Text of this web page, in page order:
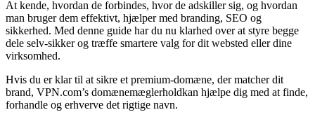
At kende, hvordan de forbindes, hvor de adskiller sig, og hvordan
man bruger dem effektivt, hjælper med branding, SEO og
sikkerhed. Med denne guide har du nu klarhed over at styre begge
dele selv-sikker og træffe smartere valg for dit websted eller dine
virksomhed.
Hvis du er klar til at sikre et premium-domæne, der matcher dit
brand, VPN.com’s domænemæglerholdkan hjælpe dig med at finde,
forhandle og erhverve det rigtige navn.